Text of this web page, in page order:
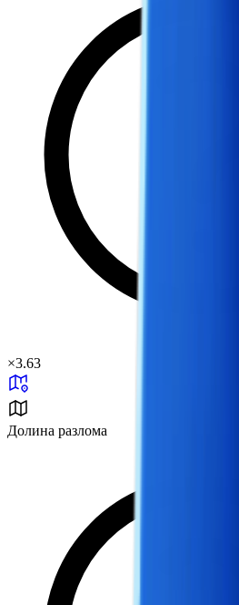
×3.63
Долина разлома